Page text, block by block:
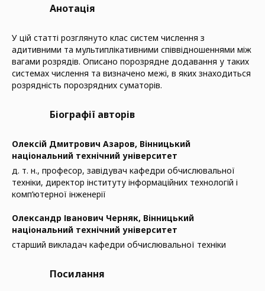
Анотація
У цій статті розглянуто клас систем числення з
адитивними та мультиплікативними співвідношеннями між
вагами розрядів. Описано порозрядне додавання у таких
системах числення та визначено межі, в яких знаходиться
розрядність порозрядних суматорів.
Біографії авторів
Олексій Дмитрович Азаров, Вінницький
національний технічний університет
д. т. н., професор, завідувач кафедри обчислювальної
техніки, директор інституту інформаційних технологій і
комп’ютерної інженерії
Олександр Іванович Черняк, Вінницький
національний технічний університет
старший викладач кафедри обчислювальної техніки
Посилання